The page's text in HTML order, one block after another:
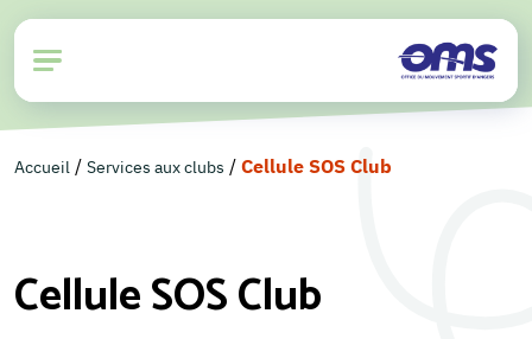
Accueil / Services aux clubs / Cellule SOS Club
Cellule SOS Club